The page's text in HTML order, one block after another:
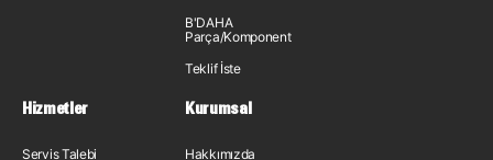
B'DAHA
Parça/Komponent
Teklif İste
Hizmetler
Servis Talebi
Kurumsal
Hakkımızda